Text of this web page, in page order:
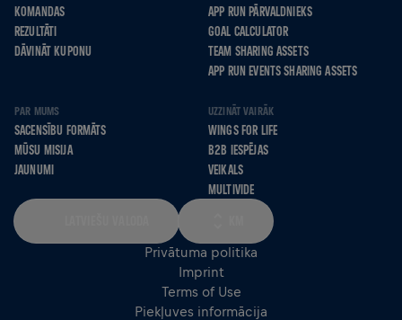
KOMANDAS
REZULTĀTI
DĀVINĀT KUPONU
APP RUN PĀRVALDNIEKS
GOAL CALCULATOR
TEAM SHARING ASSETS
APP RUN EVENTS SHARING ASSETS
PAR MUMS
SACENSĪBU FORMĀTS
MŪSU MISIJA
JAUNUMI
UZZINĀT VAIRĀK
WINGS FOR LIFE
B2B IESPĒJAS
VEIKALS
MULTIVIDE
Privātuma politika
Imprint
Terms of Use
Piekļuves informācija